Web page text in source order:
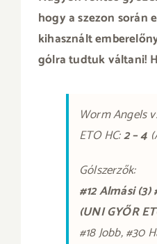
hogy a szezon során
kihasznált
gólra tudtuk váltani!
Worm Angels
ETO HC:2 – 4
Gólszerzők:
#12 Almási
(UNI GYŐR
#18 Jobb, #30